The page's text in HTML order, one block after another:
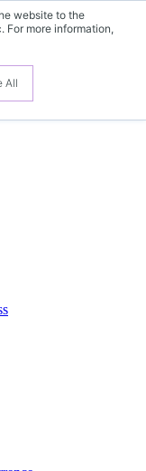
website to the
For more information,
All